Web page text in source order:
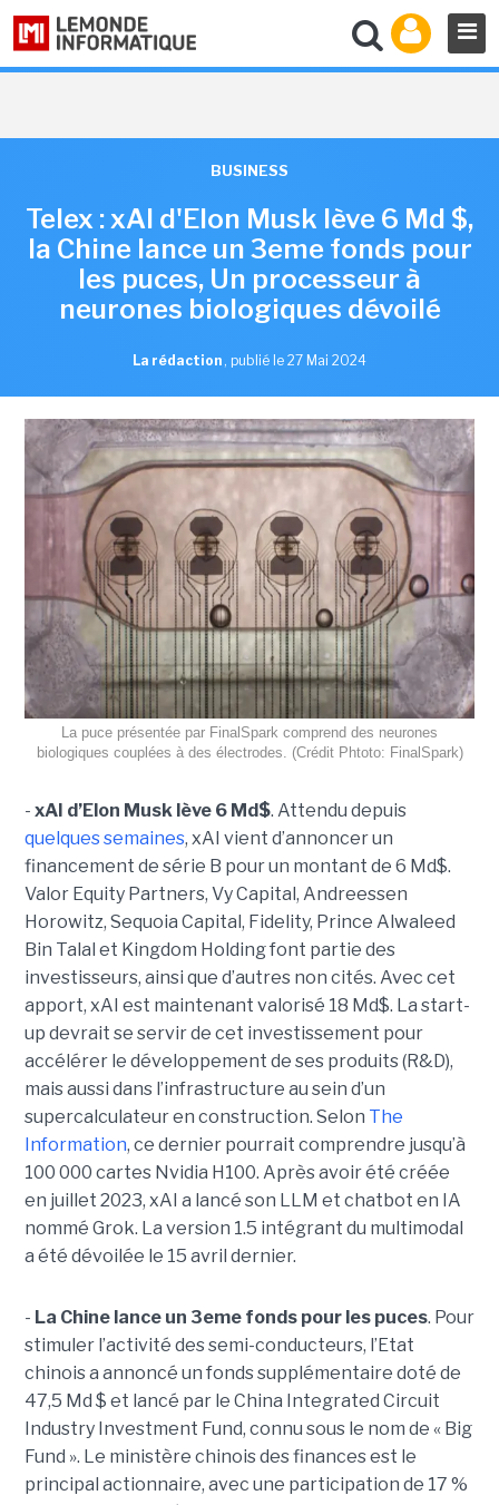
BUSINESS
Telex : xAI d'Elon Musk lève 6 Md $,
la Chine lance un 3eme fonds pour
les puces, Un processeur à
neurones biologiques dévoilé
La rédaction , publié le 27 Mai 2024
La puce présentée par FinalSpark comprend des neurones
biologiques couplées à des électrodes. (Crédit Phtoto: FinalSpark)
- xAI d’Elon Musk lève 6 Md$. Attendu depuis
quelques semaines, xAI vient d’annoncer un
financement de série B pour un montant de 6 Md$.
Valor Equity Partners, Vy Capital, Andreessen
Horowitz, Sequoia Capital, Fidelity, Prince Alwaleed
Bin Talal et Kingdom Holding font partie des
investisseurs, ainsi que d’autres non cités. Avec cet
apport, xAI est maintenant valorisé 18 Md$. La start-
up devrait se servir de cet investissement pour
accélérer le développement de ses produits (R&D),
mais aussi dans l’infrastructure au sein d’un
supercalculateur en construction. Selon The
Information, ce dernier pourrait comprendre jusqu’à
100 000 cartes Nvidia H100. Après avoir été créée
en juillet 2023, xAI a lancé son LLM et chatbot en IA
nommé Grok. La version 1.5 intégrant du multimodal
a été dévoilée le 15 avril dernier.
- La Chine lance un 3eme fonds pour les puces. Pour
stimuler l’activité des semi-conducteurs, l’Etat
chinois a annoncé un fonds supplémentaire doté de
47,5 Md $ et lancé par le China Integrated Circuit
Industry Investment Fund, connu sous le nom de « Big
Fund ». Le ministère chinois des finances est le
principal actionnaire, avec une participation de 17 %